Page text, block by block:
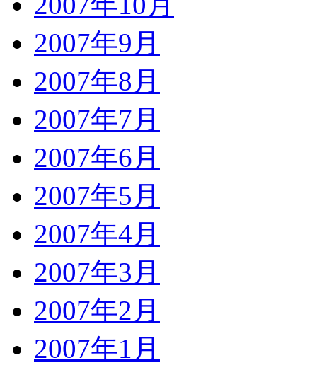
2007年9月
2007年8月
2007年7月
2007年6月
2007年5月
2007年4月
2007年3月
2007年2月
2007年1月